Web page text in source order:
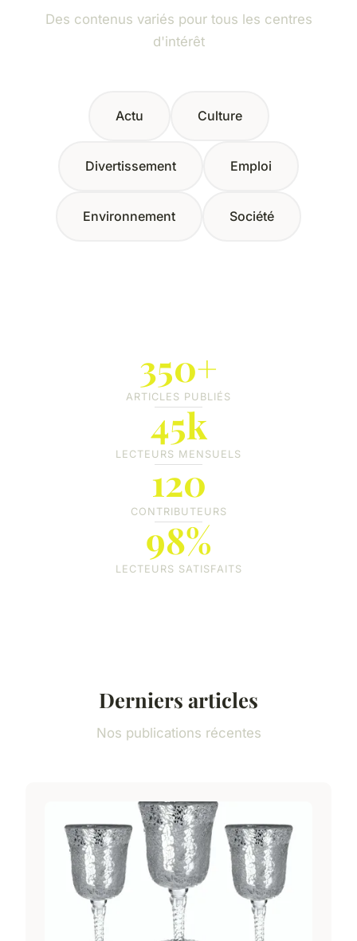
Des contenus variés pour tous les centres
d'intérêt
Actu Culture
Divertissement Emploi
Environnement Société
350+
ARTICLES PUBLIÉS
45k
LECTEURS MENSUELS
120
CONTRIBUTEURS
98%
LECTEURS SATISFAITS
Derniers articles
Nos publications récentes